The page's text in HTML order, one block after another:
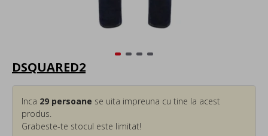
DSQUARED2
Inca 29 persoane se uita impreuna cu tine la acest
produs.
Grabeste-te stocul este limitat!